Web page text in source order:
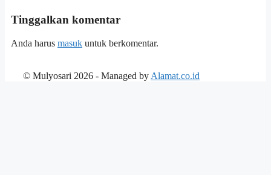
Tinggalkan komentar
Anda harus masuk untuk berkomentar.
© Mulyosari 2026 - Managed by Alamat.co.id